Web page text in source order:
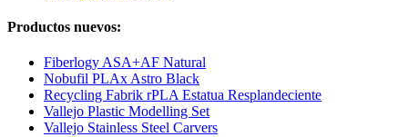
Productos nuevos:
Fiberlogy ASA+AF Natural
Nobufil PLAx Astro Black
Recycling Fabrik rPLA Estatua Resplandeciente
Vallejo Plastic Modelling Set
Vallejo Stainless Steel Carvers